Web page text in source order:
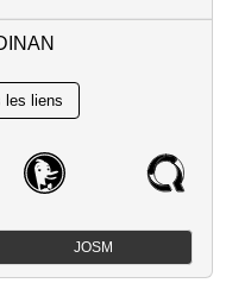
JOSM